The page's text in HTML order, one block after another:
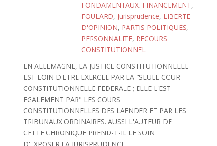
FONDAMENTAUX, FINANCEMENT,
FOULARD, Jurisprudence, LIBERTE
D'OPINION, PARTIS POLITIQUES,
PERSONNALITE, RECOURS
CONSTITUTIONNEL
EN ALLEMAGNE, LA JUSTICE CONSTITUTIONNELLE
EST LOIN D'ETRE EXERCEE PAR LA "SEULE COUR
CONSTITUTIONNELLE FEDERALE ; ELLE L'EST
EGALEMENT PAR" LES COURS
CONSTITUTIONNELLES DES LAENDER ET PAR LES
TRIBUNAUX ORDINAIRES. AUSSI L'AUTEUR DE
CETTE CHRONIQUE PREND-T-IL LE SOIN
D'EXPOSER LA JURISPRUDENCE